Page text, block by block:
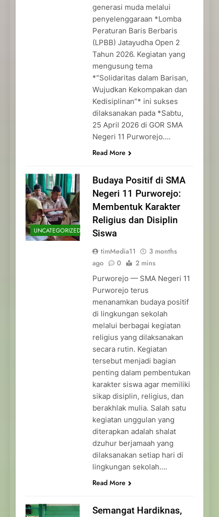
generasi muda melalui
penyelenggaraan *Lomba
Peraturan Baris Berbaris
(LPBB) Jatayudha Open 2
Tahun 2026. Kegiatan yang
mengusung tema
*”Solidaritas dalam Barisan,
Wujudkan Kekompakan dan
Kedisiplinan”* ini sukses
dilaksanakan pada *Sabtu,
25 April 2026 di GOR SMA
Negeri 11 Purworejo….
Read More
UNCATEGORIZED
Budaya Positif di SMA
Negeri 11 Purworejo:
Membentuk Karakter
Religius dan Disiplin
Siswa
timMedia11
3 months
ago
0 2 mins
Purworejo — SMA Negeri 11
Purworejo terus
menanamkan budaya positif
di lingkungan sekolah
melalui berbagai kegiatan
religius yang dilaksanakan
secara rutin. Kegiatan
tersebut menjadi bagian
penting dalam pembentukan
karakter siswa agar memiliki
sikap disiplin, religius, dan
berakhlak mulia. Salah satu
kegiatan unggulan yang
diterapkan adalah shalat
dzuhur berjamaah yang
dilaksanakan setiap hari di
lingkungan sekolah….
Read More
Semangat Hardiknas,